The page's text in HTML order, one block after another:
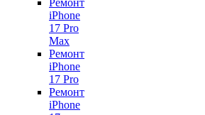
Ремонт
iPhone
17 Pro
Max
Ремонт
iPhone
17 Pro
Ремонт
iPhone